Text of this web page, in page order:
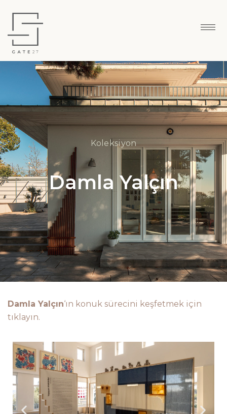
Koleksiyon
Damla Yalçın
Damla Yalçın‘ın konuk sürecini keşfetmek için
tıklayın.